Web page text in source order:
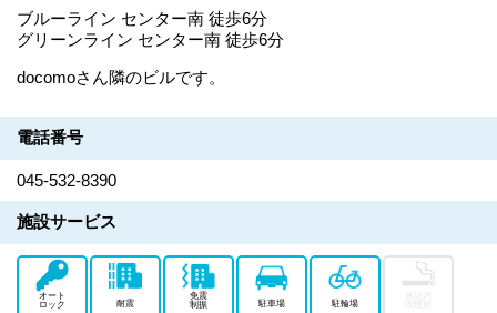
ブルーライン センター南 徒歩6分
グリーンライン センター南 徒歩6分
docomoさん隣のビルです。
電話番号
045-532-8390
施設サービス
オート
ロック
耐震
免震
制振
駐車場 駐輪場